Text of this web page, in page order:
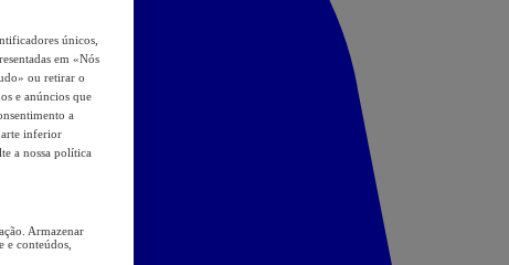
únicos,
em «Nós
ou retirar o
e anúncios que
a
inferior
a nossa política
Armazenar
e conteúdos,